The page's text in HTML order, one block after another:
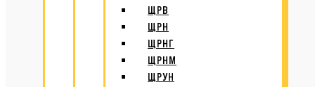
ЩРВ
ЩРН
ЩРНГ
ЩРНМ
ЩРУН